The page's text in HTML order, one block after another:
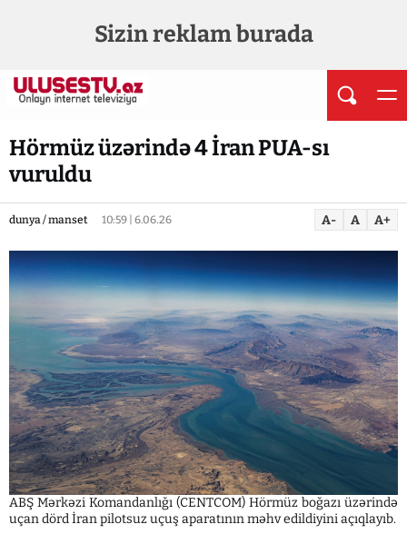
Sizin reklam burada
Hörmüz üzərində 4 İran PUA-sı
vuruldu
dunya / manset 10:59 | 6.06.26 A- A A+
ABŞ Mərkəzi Komandanlığı (CENTCOM) Hörmüz boğazı üzərində
uçan dörd İran pilotsuz uçuş aparatının məhv edildiyini açıqlayıb.